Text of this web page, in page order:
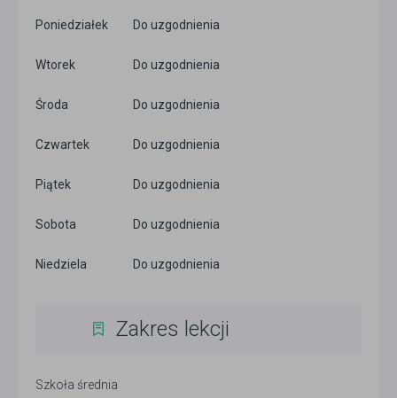
Poniedziałek Do uzgodnienia
Wtorek Do uzgodnienia
Środa Do uzgodnienia
Czwartek Do uzgodnienia
Piątek Do uzgodnienia
Sobota Do uzgodnienia
Niedziela Do uzgodnienia
Zakres lekcji
Szkoła średnia